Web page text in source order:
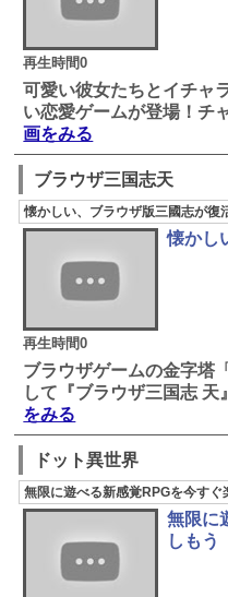
再生時間0
可愛い彼女たちとイチャ
い恋愛ゲームが登場！チ
画をみる
ブラウザ三国志天
懐かしい、ブラウザ版三國志が復
再生時間0
懐かし
ブラウザゲームの金字塔
して『ブラウザ三国志 天
をみる
ドット異世界
無限に遊べる新感覚RPGを今すぐ
無限に
しもう